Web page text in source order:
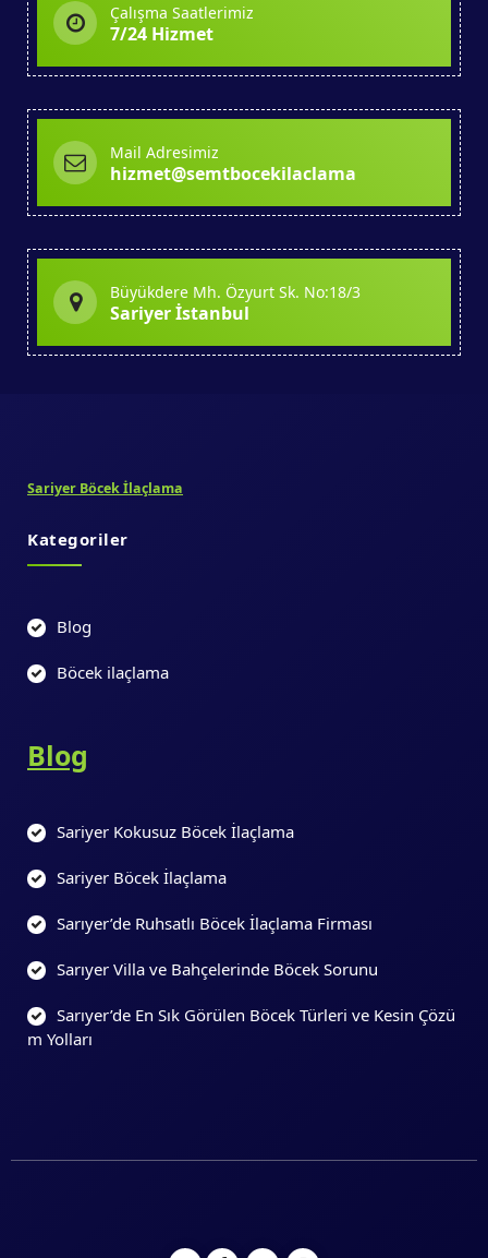
Çalışma Saatlerimiz
7/24 Hizmet
Mail Adresimiz
hizmet@semtbocekilaclama
Büyükdere Mh. Özyurt Sk. No:18/3
Sariyer İstanbul
Sariyer Böcek İlaçlama
Kategoriler
Blog
Böcek ilaçlama
Blog
Sariyer Kokusuz Böcek İlaçlama
Sariyer Böcek İlaçlama
Sarıyer’de Ruhsatlı Böcek İlaçlama Firması
Sarıyer Villa ve Bahçelerinde Böcek Sorunu
Sarıyer’de En Sık Görülen Böcek Türleri ve Kesin Çözü
m Yolları